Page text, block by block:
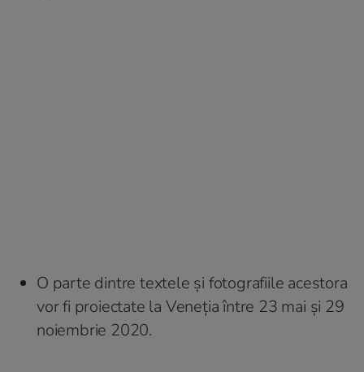
O parte dintre textele și fotografiile acestora
vor fi proiectate la Veneția între 23 mai și 29
noiembrie 2020.